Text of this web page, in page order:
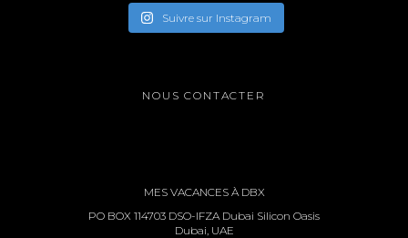
Suivre sur Instagram
NOUS CONTACTER
MES VACANCES À DBX
PO BOX 114703 DSO-IFZA Dubai Silicon Oasis
Dubai, UAE